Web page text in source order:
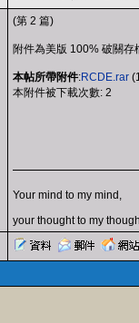
(第 2 篇)
附件為美版 100% 破關存
本帖所帶附件:RCDE.rar
本附件被下載次數: 2
Your mind to my mind,
your thought to my